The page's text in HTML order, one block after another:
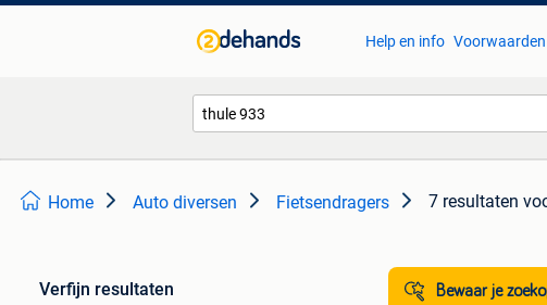
Help en info Voorwaarden
Home Auto diversen Fietsendragers 7 resultaten
Verfijn resultaten
Bewaar je